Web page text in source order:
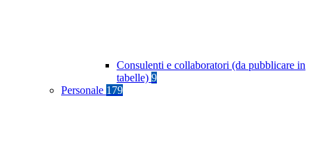
Consulenti e collaboratori (da pubblicare in
tabelle) 9
Personale 179